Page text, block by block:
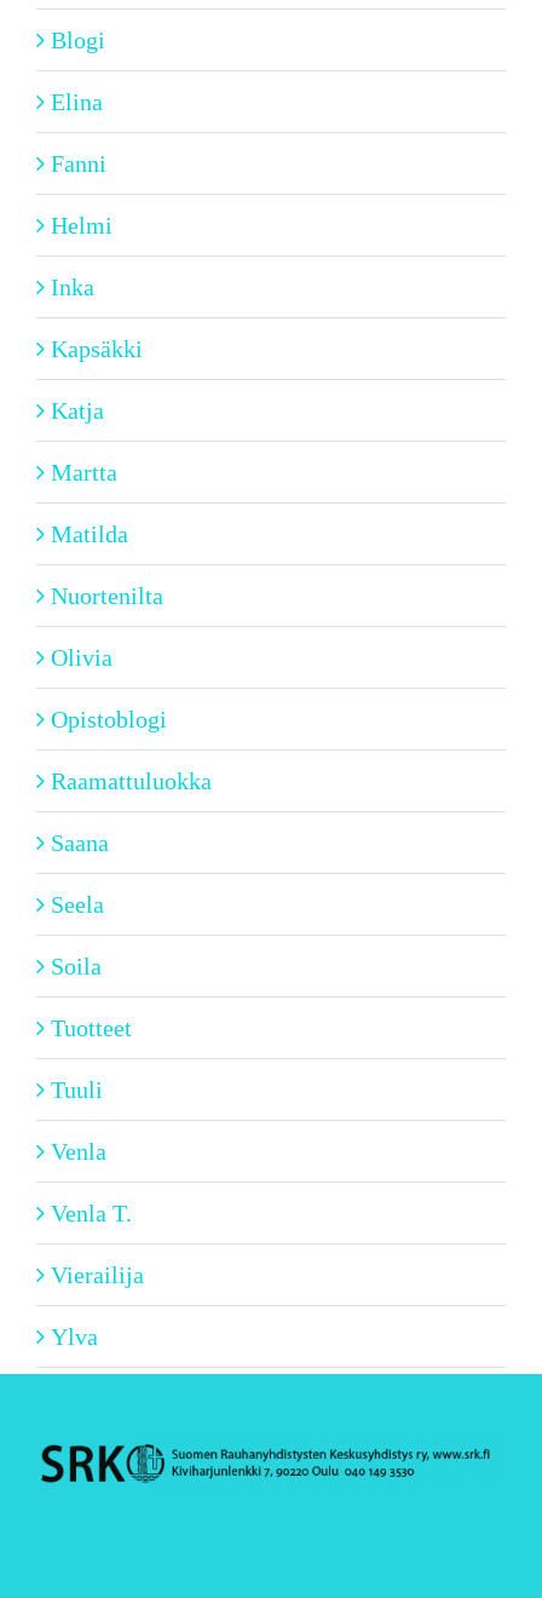
Blogi
Elina
Fanni
Helmi
Inka
Kapsäkki
Katja
Martta
Matilda
Nuortenilta
Olivia
Opistoblogi
Raamattuluokka
Saana
Seela
Soila
Tuotteet
Tuuli
Venla
Venla T.
Vierailija
Ylva